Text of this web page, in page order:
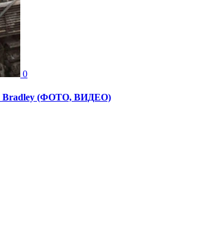
0
Bradley (ФОТО, ВИДЕО)